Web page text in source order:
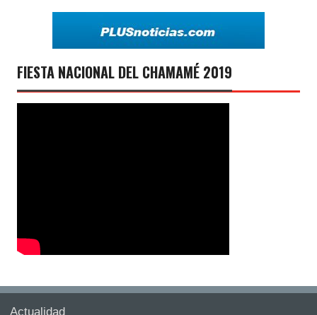
FIESTA NACIONAL DEL CHAMAMÉ 2019
Actualidad